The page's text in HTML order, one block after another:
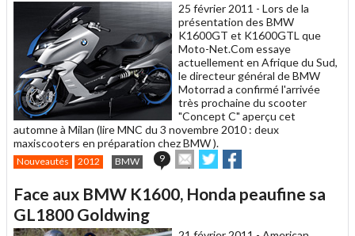
25 février 2011 - Lors de la
présentation des BMW
K1600GT et K1600GTL que
Moto-Net.Com essaye
actuellement en Afrique du Sud,
le directeur général de BMW
Motorrad a confirmé l'arrivée
très prochaine du scooter
"Concept C" aperçu cet
automne à Milan (lire MNC du 3 novembre 2010 : deux
maxiscooters en préparation chez BMW ).
Nouveautés 2012 BMW 9
Envoyer
cet
à
Partager
sur sur
Face aux BMW K1600, Honda peaufine sa
GL1800 Goldwing